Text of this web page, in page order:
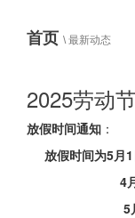
首页 \最新动态
2025劳动
放假时间通知 ：
放假时间为5月
4
5